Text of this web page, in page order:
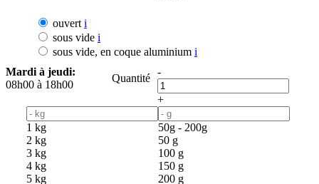
ouvert i
sous vide i
sous vide, en coque aluminium i
-
+
Quantité
50g - 200g
50 g
100 g
150 g
200 g
1 kg
2 kg
3 kg
4 kg
5 kg
Mardi à jeudi:
08h00 à 18h00